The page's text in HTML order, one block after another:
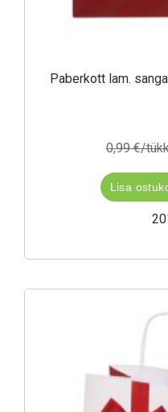
Paberkott lam.
0,99 €/
Lisa